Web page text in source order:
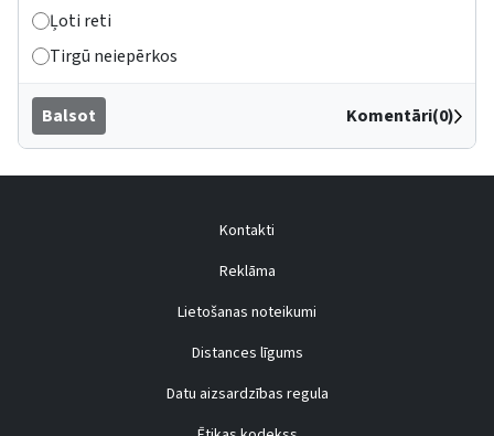
Ļoti reti
Tirgū neiepērkos
Balsot Komentāri(0)
Kontakti
Reklāma
Lietošanas noteikumi
Distances līgums
Datu aizsardzības regula